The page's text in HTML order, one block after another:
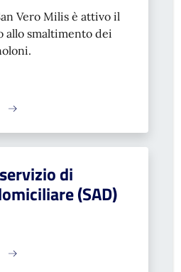
Vero Milis è attivo il
allo smaltimento dei
di
(SAD)